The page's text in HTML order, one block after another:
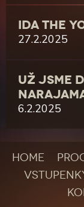
IDA THE
27.2.2025
UŽ JSME
6.2.2025
HOME